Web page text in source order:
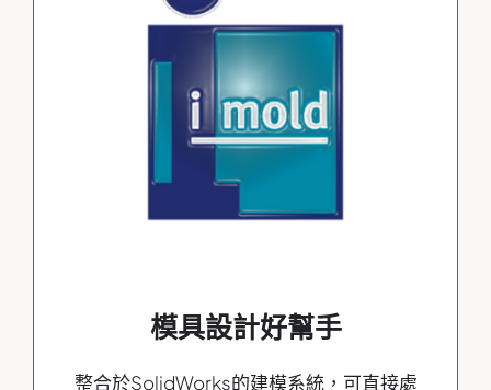
模具設計好幫手
整合於SolidWorks的建模系統，可直接處